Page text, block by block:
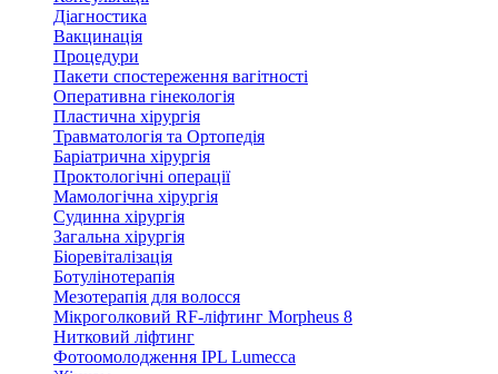
Діагностика
Вакцинація
Процедури
Пакети спостереження вагітності
Оперативна гінекологія
Пластична хірургія
Травматологія та Ортопедія
Баріатрична хірургія
Проктологічні операції
Мамологічна хірургія
Судинна хірургія
Загальна хірургія
Біоревіталізація
Ботулінотерапія
Мезотерапія для волосся
Мікроголковий RF-ліфтинг Morpheus 8
Нитковий ліфтинг
Фотоомолодження IPL Lumecca